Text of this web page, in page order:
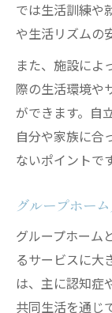
では生活訓練や
や生活リズムの
また、施設によ
際の生活環境や
ができます。自
自分や家族に合
ないポイントです
グループホー
グループホーム
るサービスに大
は、主に認知症
共同生活を通じ